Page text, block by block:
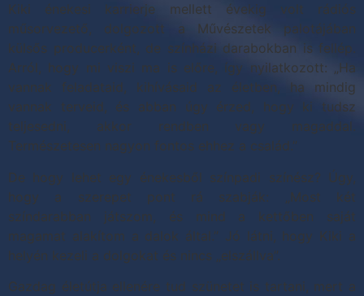
Kiki énekesi karrierje mellett évekig volt rádiós
műsorvezető, dolgozott a Művészetek palotájában
külsős producerként, de színházi darabokban is fellép.
Arról, hogy mi viszi ma is előre, így nyilatkozott: „Ha
vannak feladataid, kihívásaid az életben, ha mindig
vannak terveid, és abban úgy érzed, hogy ki tudsz
teljesedni, akkor rendben vagy magaddal.
Természetesen nagyon fontos ehhez a család.”
De hogy lehet egy énekesből színpadi színész? Úgy,
hogy a szerepet pont rá szabják: „Most két
színdarabban játszom, és mind a kettőben saját
magamat alakítom a dalok által.” Jó látni, hogy Kiki a
helyén kezeli a dolgokat és nincs „elszállva”.
Gazdag életútja ellenére tud szünetet is tartani, mert a